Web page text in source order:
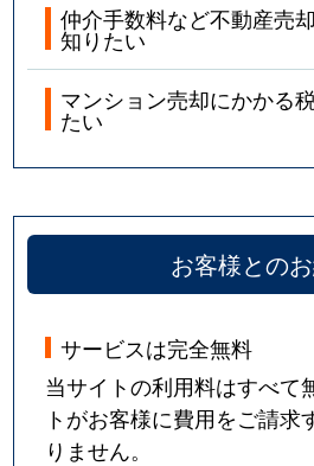
仲介手数料など不動産売
知りたい
マンション売却にかかる
たい
お客様との
サービスは完全無料
当サイトの利用料はすべて
トがお客様に費用をご請求
りません。